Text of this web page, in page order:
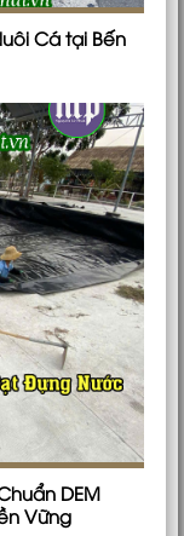
Cá tại Bến
DEM
Vững